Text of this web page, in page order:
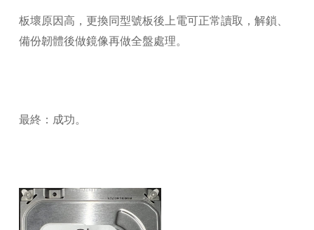
板壞原因高，更換同型號板後上電可正常讀取，解鎖、
備份韌體後做鏡像再做全盤處理。
最終：成功。